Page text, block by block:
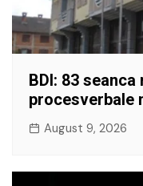
BDI: 83 seanca
procesverbale
August 9, 2026